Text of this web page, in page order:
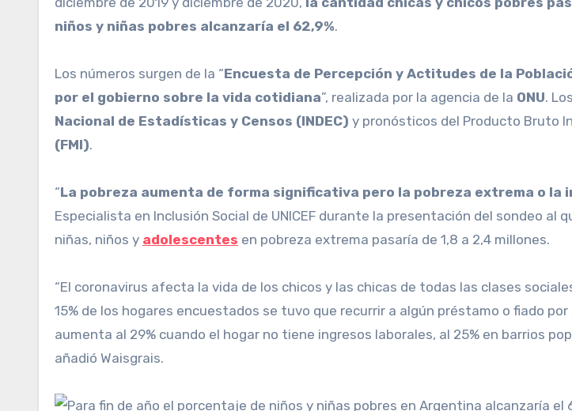
niños y niñas pobres alcanzaría el 62,9%.
Los números surgen de la “Encuesta de Percepción y Actitudes de la
por el gobierno sobre la vida cotidiana”, realizada por la agencia de la ONU.
Nacional de Estadísticas y Censos (INDEC) y pronósticos del Producto Bruto
(FMI).
“La pobreza aumenta de forma significativa pero la pobreza extrema o la
Especialista en Inclusión Social de UNICEF durante la presentación del sondeo al
niñas, niños y adolescentes en pobreza extrema pasaría de 1,8 a 2,4 millones.
“El coronavirus afecta la vida de los chicos y las chicas de todas las clases
15% de los hogares encuestados se tuvo que recurrir a algún préstamo o fiado
aumenta al 29% cuando el hogar no tiene ingresos laborales, al 25% en barrios
añadió Waisgrais.